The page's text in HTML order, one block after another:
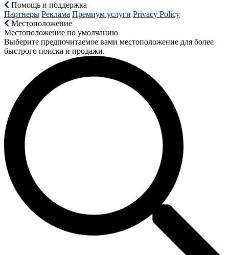
Помощь и поддержка
Партнеры Реклама Премиум услуги Privacy Policy
Местоположение
Местоположение по умолчанию
Выберите предпочитаемое вами местоположение для более
быстрого поиска и продажи.